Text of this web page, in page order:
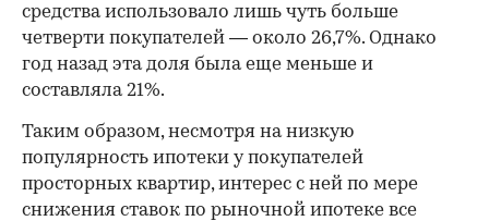
средства использовало лишь чуть больше
четверти покупателей — около 26,7%. Однако
год назад эта доля была еще меньше и
составляла 21%.
Таким образом, несмотря на низкую
популярность ипотеки у покупателей
просторных квартир, интерес с ней по мере
снижения ставок по рыночной ипотеке все